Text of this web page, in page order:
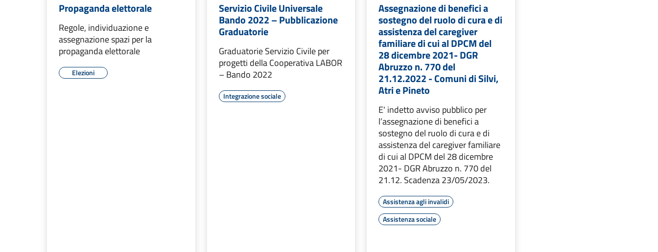
Propaganda elettorale
Regole, individuazione e
assegnazione spazi per la
propaganda elettorale
Elezioni
Servizio Civile Universale
Bando 2022 – Pubblicazione
Graduatorie
Graduatorie Servizio Civile per
progetti della Cooperativa LABOR
– Bando 2022
Integrazione sociale
Assegnazione di benefici a
sostegno del ruolo di cura e di
assistenza del caregiver
familiare di cui al DPCM del
28 dicembre 2021- DGR
Abruzzo n. 770 del
21.12.2022 - Comuni di Silvi,
Atri e Pineto
E' indetto avviso pubblico per
l’assegnazione di benefici a
sostegno del ruolo di cura e di
assistenza del caregiver familiare
di cui al DPCM del 28 dicembre
2021- DGR Abruzzo n. 770 del
21.12. Scadenza 23/05/2023.
Assistenza agli invalidi
Assistenza sociale